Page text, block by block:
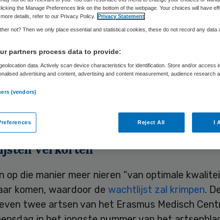
Skipr Redactie 3 maart 2010,10:43 32 keer gelezen
het Rotterdamse Erasmus Medisch Centrum
met orgaandonoren. De medische wereld moet
weg te nemen vlak voordat ze sterven.
verkorten
op die manier meer nieren “van optimale
komen, waardoor de wachtlijst zal krimpen.
twee artsen van het Erasmus Medisch
the Manage Preferences link on the bottom of the webpage. Your choices will have
details, refer to our Privacy Policy. Privacy Statement
not? Then we only place essential and statistical cookies, these do not record any data
partners process data to provide:
data. Actively scan device characteristics for identification. Store and/or access
advertising and content, advertising and content measurement, audience research
(vendors)
Reject All I